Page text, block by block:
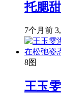
托腮
7个月前
8图
王玉